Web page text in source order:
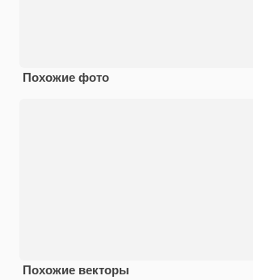
Похожие фото
Похожие векторы